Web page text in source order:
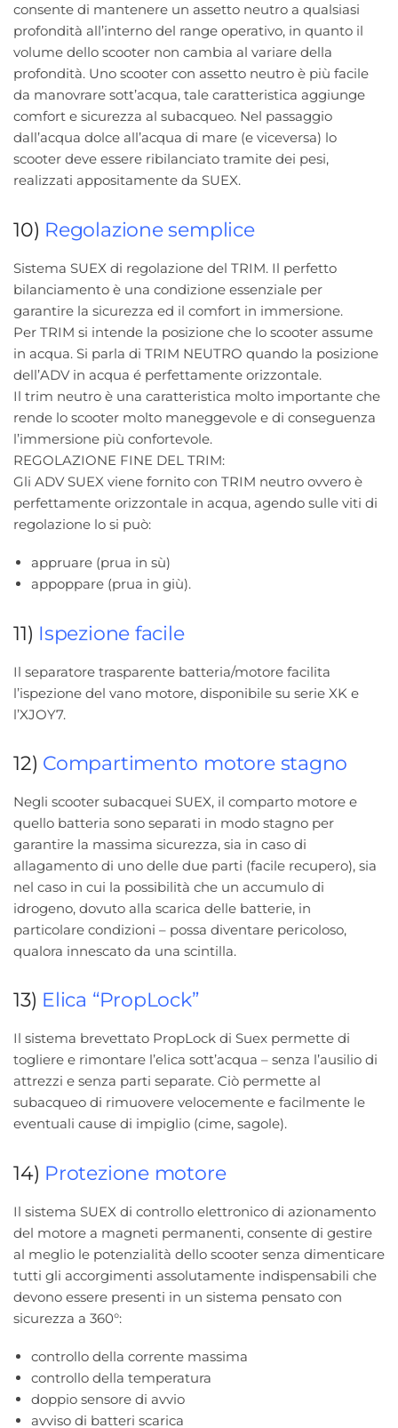
consente di mantenere un assetto neutro a qualsiasi
profondità all’interno del range operativo, in quanto il
volume dello scooter non cambia al variare della
profondità. Uno scooter con assetto neutro è più facile
da manovrare sott’acqua, tale caratteristica aggiunge
comfort e sicurezza al subacqueo. Nel passaggio
dall’acqua dolce all’acqua di mare (e viceversa) lo
scooter deve essere ribilanciato tramite dei pesi,
realizzati appositamente da SUEX.
10) Regolazione semplice
Sistema SUEX di regolazione del TRIM. Il perfetto
bilanciamento è una condizione essenziale per
garantire la sicurezza ed il comfort in immersione.
Per TRIM si intende la posizione che lo scooter assume
in acqua. Si parla di TRIM NEUTRO quando la posizione
dell’ADV in acqua é perfettamente orizzontale.
Il trim neutro è una caratteristica molto importante che
rende lo scooter molto maneggevole e di conseguenza
l’immersione più confortevole.
REGOLAZIONE FINE DEL TRIM:
Gli ADV SUEX viene fornito con TRIM neutro ovvero è
perfettamente orizzontale in acqua, agendo sulle viti di
regolazione lo si può:
appruare (prua in sù)
appoppare (prua in giù).
11) Ispezione facile
Il separatore trasparente batteria/motore facilita
l’ispezione del vano motore, disponibile su serie XK e
l’XJOY7.
12) Compartimento motore stagno
Negli scooter subacquei SUEX, il comparto motore e
quello batteria sono separati in modo stagno per
garantire la massima sicurezza, sia in caso di
allagamento di uno delle due parti (facile recupero), sia
nel caso in cui la possibilità che un accumulo di
idrogeno, dovuto alla scarica delle batterie, in
particolare condizioni – possa diventare pericoloso,
qualora innescato da una scintilla.
13) Elica “PropLock”
Il sistema brevettato PropLock di Suex permette di
togliere e rimontare l’elica sott’acqua – senza l’ausilio di
attrezzi e senza parti separate. Ciò permette al
subacqueo di rimuovere velocemente e facilmente le
eventuali cause di impiglio (cime, sagole).
14) Protezione motore
Il sistema SUEX di controllo elettronico di azionamento
del motore a magneti permanenti, consente di gestire
al meglio le potenzialità dello scooter senza dimenticare
tutti gli accorgimenti assolutamente indispensabili che
devono essere presenti in un sistema pensato con
sicurezza a 360°:
controllo della corrente massima
controllo della temperatura
doppio sensore di avvio
avviso di batteri scarica